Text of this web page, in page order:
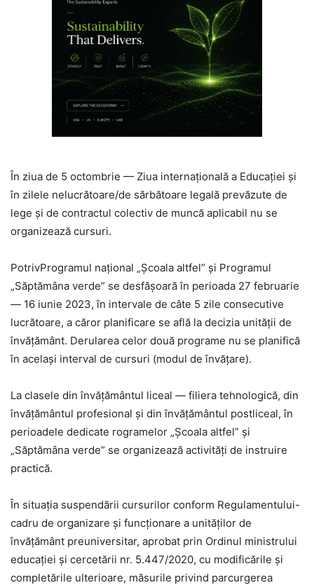
În ziua de 5 octombrie — Ziua internațională a Educației și
în zilele nelucrătoare/de sărbătoare legală prevăzute de
lege și de contractul colectiv de muncă aplicabil nu se
organizează cursuri.
PotrivProgramul național „Școala altfel” și Programul
„Săptămâna verde” se desfășoară în perioada 27 februarie
— 16 iunie 2023, în intervale de câte 5 zile consecutive
lucrătoare, a căror planificare se află la decizia unității de
învățământ. Derularea celor două programe nu se planifică
în același interval de cursuri (modul de învățare).
La clasele din învățământul liceal — filiera tehnologică, din
învățământul profesional și din învățământul postliceal, în
perioadele dedicate rogramelor „Școala altfel” și
„Săptămâna verde” se organizează activități de instruire
practică.
În situația suspendării cursurilor conform Regulamentului-
cadru de organizare și funcționare a unităților de
învățământ preuniversitar, aprobat prin Ordinul ministrului
educației și cercetării nr. 5.447/2020, cu modificările și
completările ulterioare, măsurile privind parcurgerea